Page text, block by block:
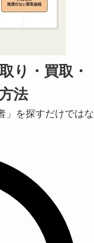
り・買取・
法
」を探すだけではな